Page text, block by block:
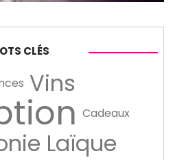
CLÉS
Vins
Cadeaux
Laïque